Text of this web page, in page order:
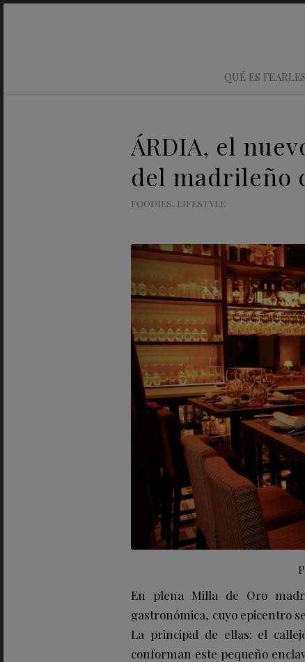
QUÉ ES
ÁRDIA, el
del madrileño
FOODIES, LIFESTYLE
En plena Milla de Oro
gastronómica, cuyo epicentro
La principal de ellas: el
conforman este pequeño